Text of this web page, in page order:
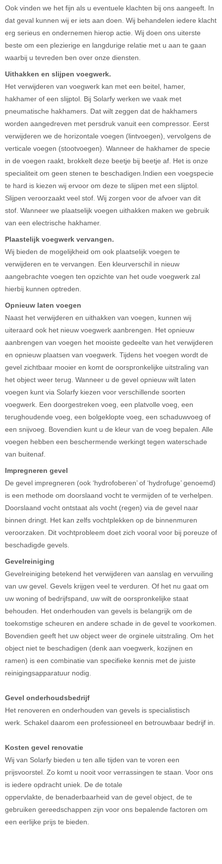
Ook vinden we het fijn als u eventuele klachten bij ons aangeeft. In
dat geval kunnen wij er iets aan doen. Wij behandelen iedere klacht
erg serieus en ondernemen hierop actie. Wij doen ons uiterste
beste om een plezierige en langdurige relatie met u aan te gaan
waarbij u tevreden ben over onze diensten.
Uithakken en slijpen voegwerk.
Het verwijderen van voegwerk kan met een beitel, hamer,
hakhamer of een slijptol. Bij Solarfy werken we vaak met
pneumatische hakhamers. Dat wilt zeggen dat de hakhamers
worden aangedreven met persdruk vanuit een compressor. Eerst
verwijderen we de horizontale voegen (lintvoegen), vervolgens de
verticale voegen (stootvoegen). Wanneer de hakhamer de specie
in de voegen raakt, brokkelt deze beetje bij beetje af. Het is onze
specialiteit om geen stenen te beschadigen.Indien een voegspecie
te hard is kiezen wij ervoor om deze te slijpen met een slijptol.
Slijpen veroorzaakt veel stof. Wij zorgen voor de afvoer van dit
stof. Wanneer we plaatselijk voegen uithakken maken we gebruik
van een electrische hakhamer.
Plaastelijk voegwerk vervangen.
Wij bieden de mogelijkheid om ook plaatselijk voegen te
verwijderen en te vervangen. Een kleurverschil in nieuw
aangebrachte voegen ten opzichte van het oude voegwerk zal
hierbij kunnen optreden.
Opnieuw laten voegen
Naast het verwijderen en uithakken van voegen, kunnen wij
uiteraard ook het nieuw voegwerk aanbrengen. Het opnieuw
aanbrengen van voegen het mooiste gedeelte van het verwijderen
en opnieuw plaatsen van voegwerk. Tijdens het voegen wordt de
gevel zichtbaar mooier en komt de oorspronkelijke uitstraling van
het object weer terug. Wanneer u de gevel opnieuw wilt laten
voegen kunt via Solarfy kiezen voor verschillende soorten
voegwerk. Een doorgestreken voeg, een platvolle voeg, een
terughoudende voeg, een bolgeklopte voeg, een schaduwvoeg of
een snijvoeg. Bovendien kunt u de kleur van de voeg bepalen. Alle
voegen hebben een beschermende werkingt tegen waterschade
van buitenaf.
Impregneren gevel
De gevel impregneren (ook ‘hydrofoberen’ of ‘hydrofuge’ genoemd)
is een methode om doorslaand vocht te vermijden of te verhelpen.
Doorslaand vocht ontstaat als vocht (regen) via de gevel naar
binnen dringt. Het kan zelfs vochtplekken op de binnenmuren
veroorzaken. Dit vochtprobleem doet zich vooral voor bij poreuze of
beschadigde gevels.
Gevelreiniging
Gevelreiniging betekend het verwijderen van aanslag en vervuiling
van uw gevel. Gevels krijgen veel te verduren. Of het nu gaat om
uw woning of bedrijfspand, uw wilt de oorspronkelijke staat
behouden. Het onderhouden van gevels is belangrijk om de
toekomstige scheuren en andere schade in de gevel te voorkomen.
Bovendien geeft het uw object weer de orginele uitstraling. Om het
object niet te beschadigen (denk aan voegwerk, kozijnen en
ramen) is een combinatie van specifieke kennis met de juiste
reinigingsapparatuur nodig.
Gevel onderhoudsbedrijf
Het renoveren en onderhouden van gevels is specialistisch
werk. Schakel daarom een professioneel en betrouwbaar bedrijf in.
Kosten gevel renovatie
Wij van Solarfy bieden u ten alle tijden van te voren een
prijsvoorstel. Zo komt u nooit voor verrassingen te staan. Voor ons
is iedere opdracht uniek. De de totale
oppervlakte, de benaderbaarheid van de gevel object, de te
gebruiken gereedschappen zijn voor ons bepalende factoren om
een eerlijke prijs te bieden.